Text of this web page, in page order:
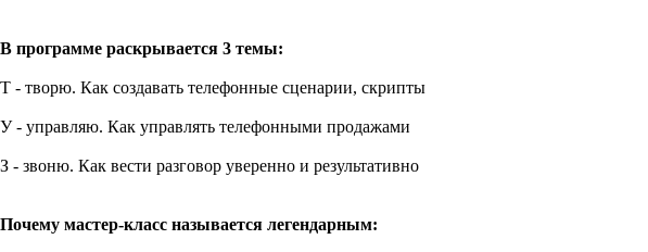
В программе раскрывается 3 темы:
Т - творю. Как создавать телефонные сценарии, скрипты
У - управляю. Как управлять телефонными продажами
З - звоню. Как вести разговор уверенно и результативно
Почему мастер-класс называется легендарным: